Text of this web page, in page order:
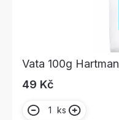
Vata 100g Hartman
49 Kč
ks